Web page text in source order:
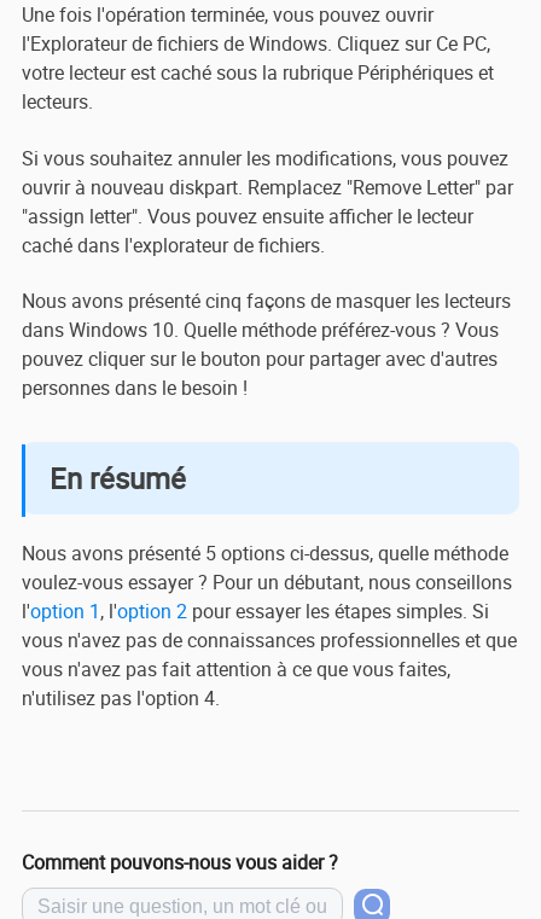
Une fois l'opération terminée, vous pouvez ouvrir
l'Explorateur de fichiers de Windows. Cliquez sur Ce PC,
votre lecteur est caché sous la rubrique Périphériques et
lecteurs.
Si vous souhaitez annuler les modifications, vous pouvez
ouvrir à nouveau diskpart. Remplacez "Remove Letter" par
"assign letter". Vous pouvez ensuite afficher le lecteur
caché dans l'explorateur de fichiers.
Nous avons présenté cinq façons de masquer les lecteurs
dans Windows 10. Quelle méthode préférez-vous ? Vous
pouvez cliquer sur le bouton pour partager avec d'autres
personnes dans le besoin !
En résumé
Nous avons présenté 5 options ci-dessus, quelle méthode
voulez-vous essayer ? Pour un débutant, nous conseillons
l'option 1, l'option 2pour essayer les étapes simples. Si
vous n'avez pas de connaissances professionnelles et que
vous n'avez pas fait attention à ce que vous faites,
n'utilisez pas l'option 4.
Comment pouvons-nous vous aider ?